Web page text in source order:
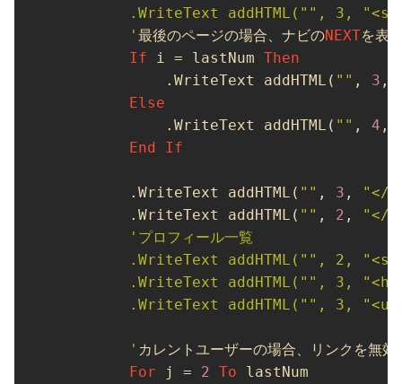
.WriteText addHTML("", 3,
        '
最後のページの場合、ナビのNEXTを表
If i = lastNum Then
            .WriteText addHTML(
"" , 3 ,
Else
            .WriteText addHTML(
"" , 4 ,
End
If
        .WriteText addHTML(
"" , 3 ,
"</
        .WriteText addHTML(
"" , 2 ,
"</
'プロフィール一覧
.WriteText addHTML("", 2,
.WriteText addHTML("", 3,
.WriteText addHTML("", 3,
        '
カレントユーザーの場合、リンクを無効
For j = 2 To lastNum